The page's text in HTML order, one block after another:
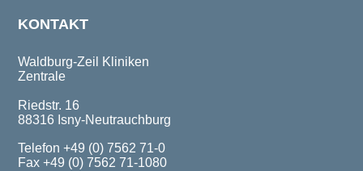
KONTAKT
Waldburg-Zeil Kliniken
Zentrale
Riedstr. 16
88316 Isny-Neutrauchburg
Telefon +49 (0) 7562 71-0
Fax +49 (0) 7562 71-1080